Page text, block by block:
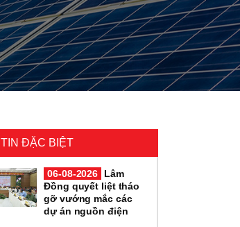
TIN ĐẶC BIỆT
06-08-2026
Lâm
Đồng quyết liệt tháo
gỡ vướng mắc các
dự án nguồn điện